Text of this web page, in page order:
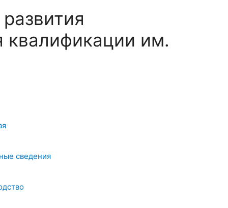
квалификации им.
сведения